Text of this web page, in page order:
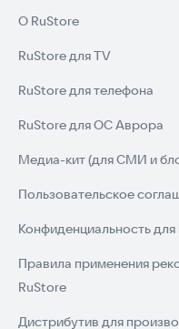
О RuStore
RuStore для TV
RuStore для телефона
RuStore для ОС Аврора
Медиа-кит (для СМИ и
Пользовательское
Конфиденциальность
Правила применения
RuStore
Дистрибутив для